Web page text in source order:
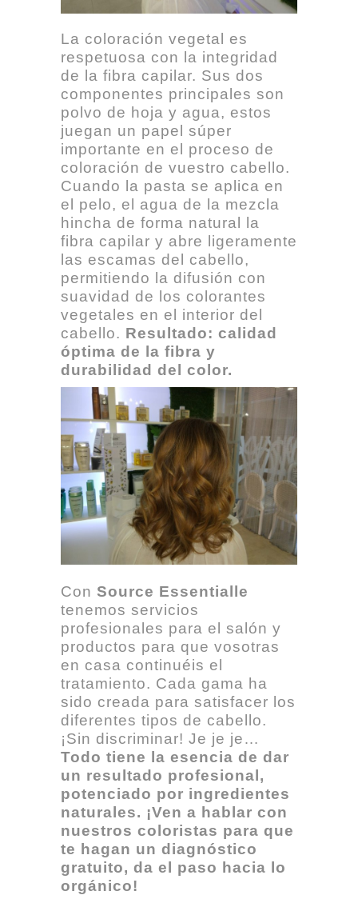
La coloración vegetal es
respetuosa con la integridad
de la fibra capilar. Sus dos
componentes principales son
polvo de hoja y agua, estos
juegan un papel súper
importante en el proceso de
coloración de vuestro cabello.
Cuando la pasta se aplica en
el pelo, el agua de la mezcla
hincha de forma natural la
fibra capilar y abre ligeramente
las escamas del cabello,
permitiendo la difusión con
suavidad de los colorantes
vegetales en el interior del
cabello. Resultado: calidad
óptima de la fibra y
durabilidad del color.
Con Source Essentialle
tenemos servicios
profesionales para el salón y
productos para que vosotras
en casa continuéis el
tratamiento. Cada gama ha
sido creada para satisfacer los
diferentes tipos de cabello.
¡Sin discriminar! Je je je…
Todo tiene la esencia de dar
un resultado profesional,
potenciado por ingredientes
naturales. ¡Ven a hablar con
nuestros coloristas para que
te hagan un diagnóstico
gratuito, da el paso hacia lo
orgánico!